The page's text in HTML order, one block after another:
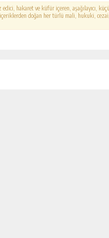
edici, hakaret ve küfür içeren, aşağılayıcı,
doğan her türlü mali, hukuki,